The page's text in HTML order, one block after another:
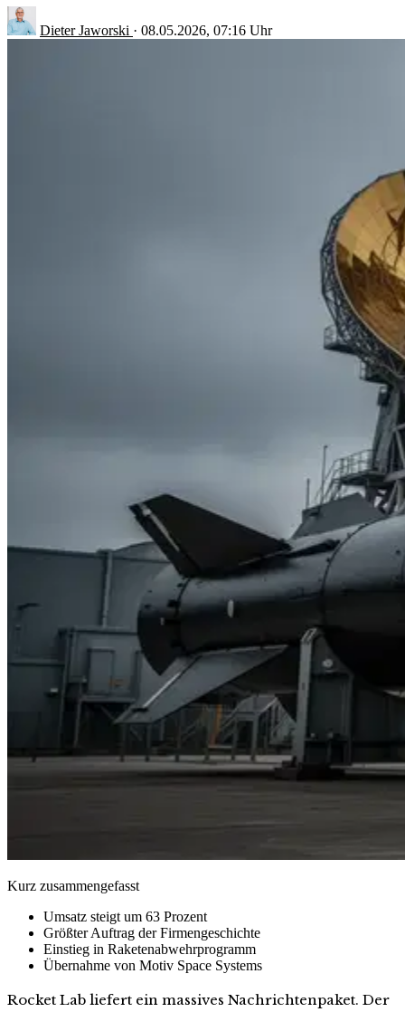
Dieter Jaworski · 08.05.2026, 07:16 Uhr
Kurz zusammengefasst
Umsatz steigt um 63 Prozent
Größter Auftrag der Firmengeschichte
Einstieg in Raketenabwehrprogramm
Übernahme von Motiv Space Systems
Rocket Lab liefert ein massives Nachrichtenpaket. Der